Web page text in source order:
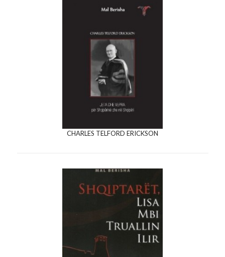
CHARLES TELFORD ERICKSON